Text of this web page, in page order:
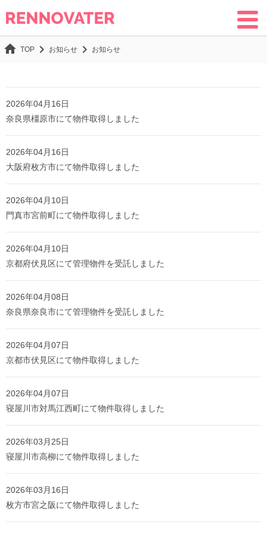
home TOP chevron_right お知らせ chevron_right お知らせ
2026年04月16日
奈良県橿原市にて物件取得しました
2026年04月16日
大阪府枚方市にて物件取得しました
2026年04月10日
門真市宮前町にて物件取得しました
2026年04月10日
京都府伏見区にて管理物件を受託しました
2026年04月08日
奈良県奈良市にて管理物件を受託しました
2026年04月07日
京都市伏見区にて物件取得しました
2026年04月07日
寝屋川市対馬江西町にて物件取得しました
2026年03月25日
寝屋川市高柳にて物件取得しました
2026年03月16日
枚方市宮之阪にて物件取得しました